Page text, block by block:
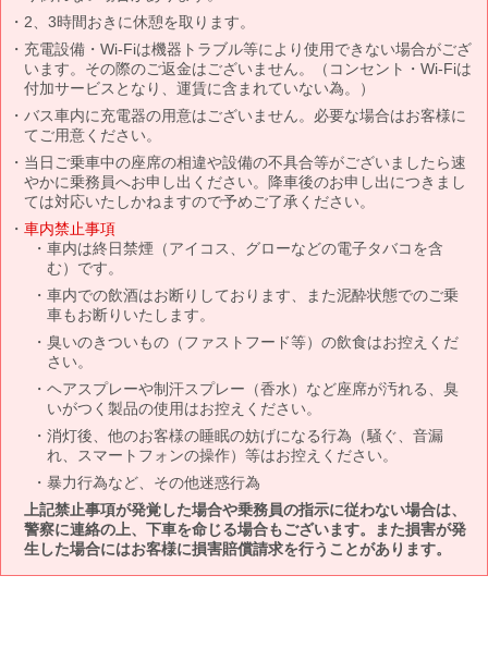
2、3時間おきに休憩を取ります。
充電設備・Wi-Fiは機器トラブル等により使用できない場合がござ
います。その際のご返金はございません。（コンセント・Wi-Fiは
付加サービスとなり、運賃に含まれていない為。）
バス車内に充電器の用意はございません。必要な場合はお客様に
てご用意ください。
当日ご乗車中の座席の相違や設備の不具合等がございましたら速
やかに乗務員へお申し出ください。降車後のお申し出につきまし
ては対応いたしかねますので予めご了承ください。
車内禁止事項
車内は終日禁煙（アイコス、グローなどの電子タバコを含
む）です。
車内での飲酒はお断りしております、また泥酔状態でのご乗
車もお断りいたします。
臭いのきついもの（ファストフード等）の飲食はお控えくだ
さい。
ヘアスプレーや制汗スプレー（香水）など座席が汚れる、臭
いがつく製品の使用はお控えください。
消灯後、他のお客様の睡眠の妨げになる行為（騒ぐ、音漏
れ、スマートフォンの操作）等はお控えください。
暴力行為など、その他迷惑行為
上記禁止事項が発覚した場合や乗務員の指示に従わない場合は、
警察に連絡の上、下車を命じる場合もございます。また損害が発
生した場合にはお客様に損害賠償請求を行うことがあります。